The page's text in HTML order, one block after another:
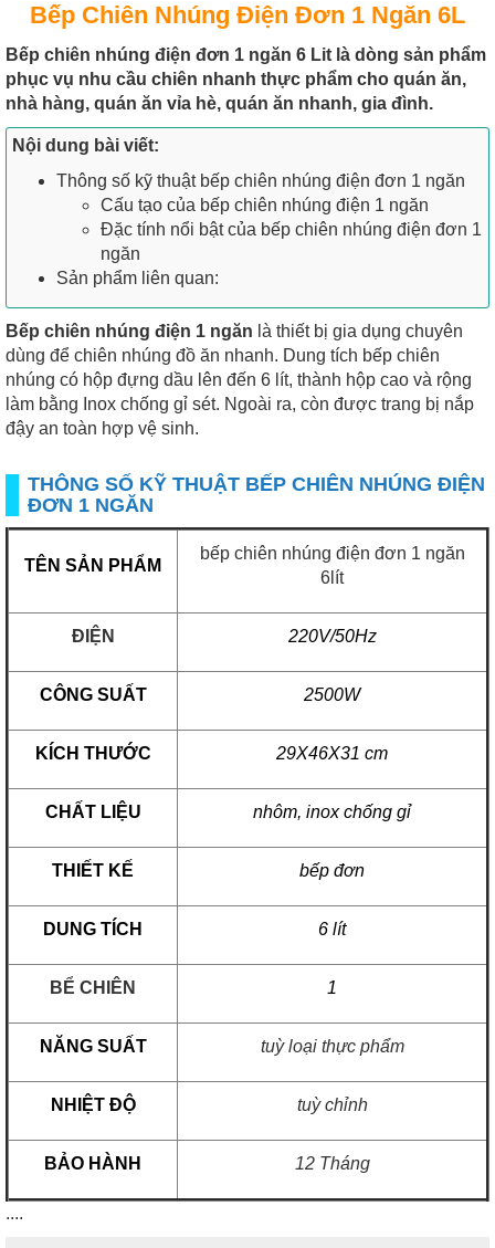
Bếp Chiên Nhúng Điện Đơn 1 Ngăn 6L
Bếp chiên nhúng điện đơn 1 ngăn 6 Lit là dòng sản phẩm
phục vụ nhu cầu chiên nhanh thực phẩm cho quán ăn,
nhà hàng, quán ăn vỉa hè, quán ăn nhanh, gia đình.
Nội dung bài viết:
Thông số kỹ thuật bếp chiên nhúng điện đơn 1 ngăn
Cấu tạo của bếp chiên nhúng điện 1 ngăn
Đặc tính nổi bật của bếp chiên nhúng điện đơn 1
ngăn
Sản phẩm liên quan:
Bếp chiên nhúng điện 1 ngăn là thiết bị gia dụng chuyên
dùng để chiên nhúng đồ ăn nhanh. Dung tích bếp chiên
nhúng có hộp đựng dầu lên đến 6 lít, thành hộp cao và rộng
làm bằng Inox chống gỉ sét. Ngoài ra, còn được trang bị nắp
đậy an toàn hợp vệ sinh.
THÔNG SỐ KỸ THUẬT BẾP CHIÊN NHÚNG ĐIỆN
ĐƠN 1 NGĂN
TÊN SẢN PHẨM
bếp chiên nhúng điện đơn 1 ngăn
6lít
ĐIỆN 220V/50Hz
CÔNG SUẤT 2500W
KÍCH THƯỚC 29X46X31 cm
CHẤT LIỆU nhôm, inox chống gỉ
THIẾT KẾ bếp đơn
DUNG TÍCH 6 lít
BỂ CHIÊN 1
NĂNG SUẤT tuỳ loại thực phẩm
NHIỆT ĐỘ tuỳ chỉnh
BẢO HÀNH 12 Tháng
....